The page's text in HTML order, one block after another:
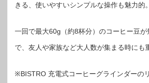
きる、使いやすいシンプルな操作も魅力的。
一回で最大60g（約8杯分）のコーヒー豆
で、友人や家族など大人数が集まる時にも
※BISTRO 充電式コーヒーグラインダーの